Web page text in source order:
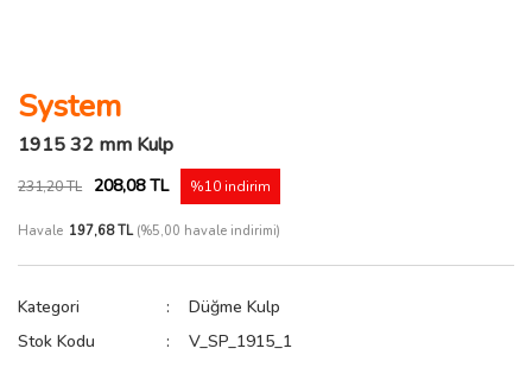
System
1915 32 mm Kulp
231,20 TL 208,08 TL %10 indirim
Havale 197,68 TL(%5,00 havale indirimi)
Kategori
Düğme Kulp
Stok Kodu
V_SP_1915_1